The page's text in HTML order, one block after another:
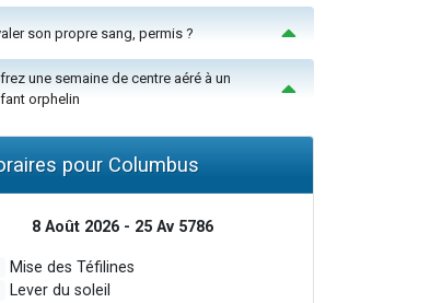
son propre sang, permis ?
une semaine de centre aéré à un
orphelin
pour Columbus
8 Août 2026 - 25 Av 5786
Mise des Téfilines
Lever du soleil